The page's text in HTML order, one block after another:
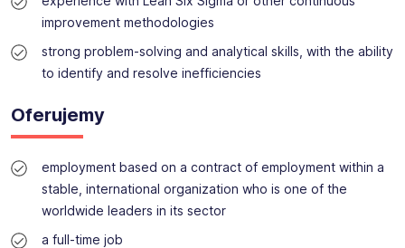
improvement methodologies
strong problem-solving and analytical skills, with the ability
to identify and resolve inefficiencies
Oferujemy
employment based on a contract of employment within a
stable, international organization who is one of the
worldwide leaders in its sector
a full-time job